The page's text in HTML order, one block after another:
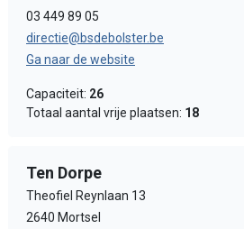
03 449 89 05
directie@bsdebolster.be
Ga naar de website
Capaciteit: 26
Totaal aantal vrije plaatsen: 18
Ten Dorpe
Theofiel Reynlaan 13
2640 Mortsel